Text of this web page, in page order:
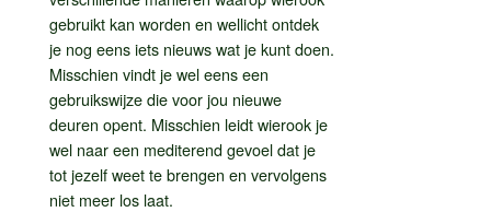
gebruikt kan worden en wellicht ontdek
je nog eens iets nieuws wat je kunt doen.
Misschien vindt je wel eens een
gebruikswijze die voor jou nieuwe
deuren opent. Misschien leidt wierook je
wel naar een mediterend gevoel dat je
tot jezelf weet te brengen en vervolgens
niet meer los laat.